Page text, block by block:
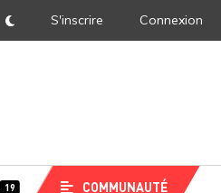
DarkMode
S'inscrire Connexion
19 COMMUNAUTÉ